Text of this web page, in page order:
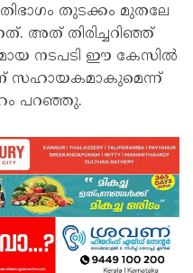
തുടക്കം മുതലേ
അത് തിരിച്ചറിഞ്ഞ്
നടപടി ഈ കേസിൽ
സഹായകമാകുമെന്ന്
പറഞ്ഞു.